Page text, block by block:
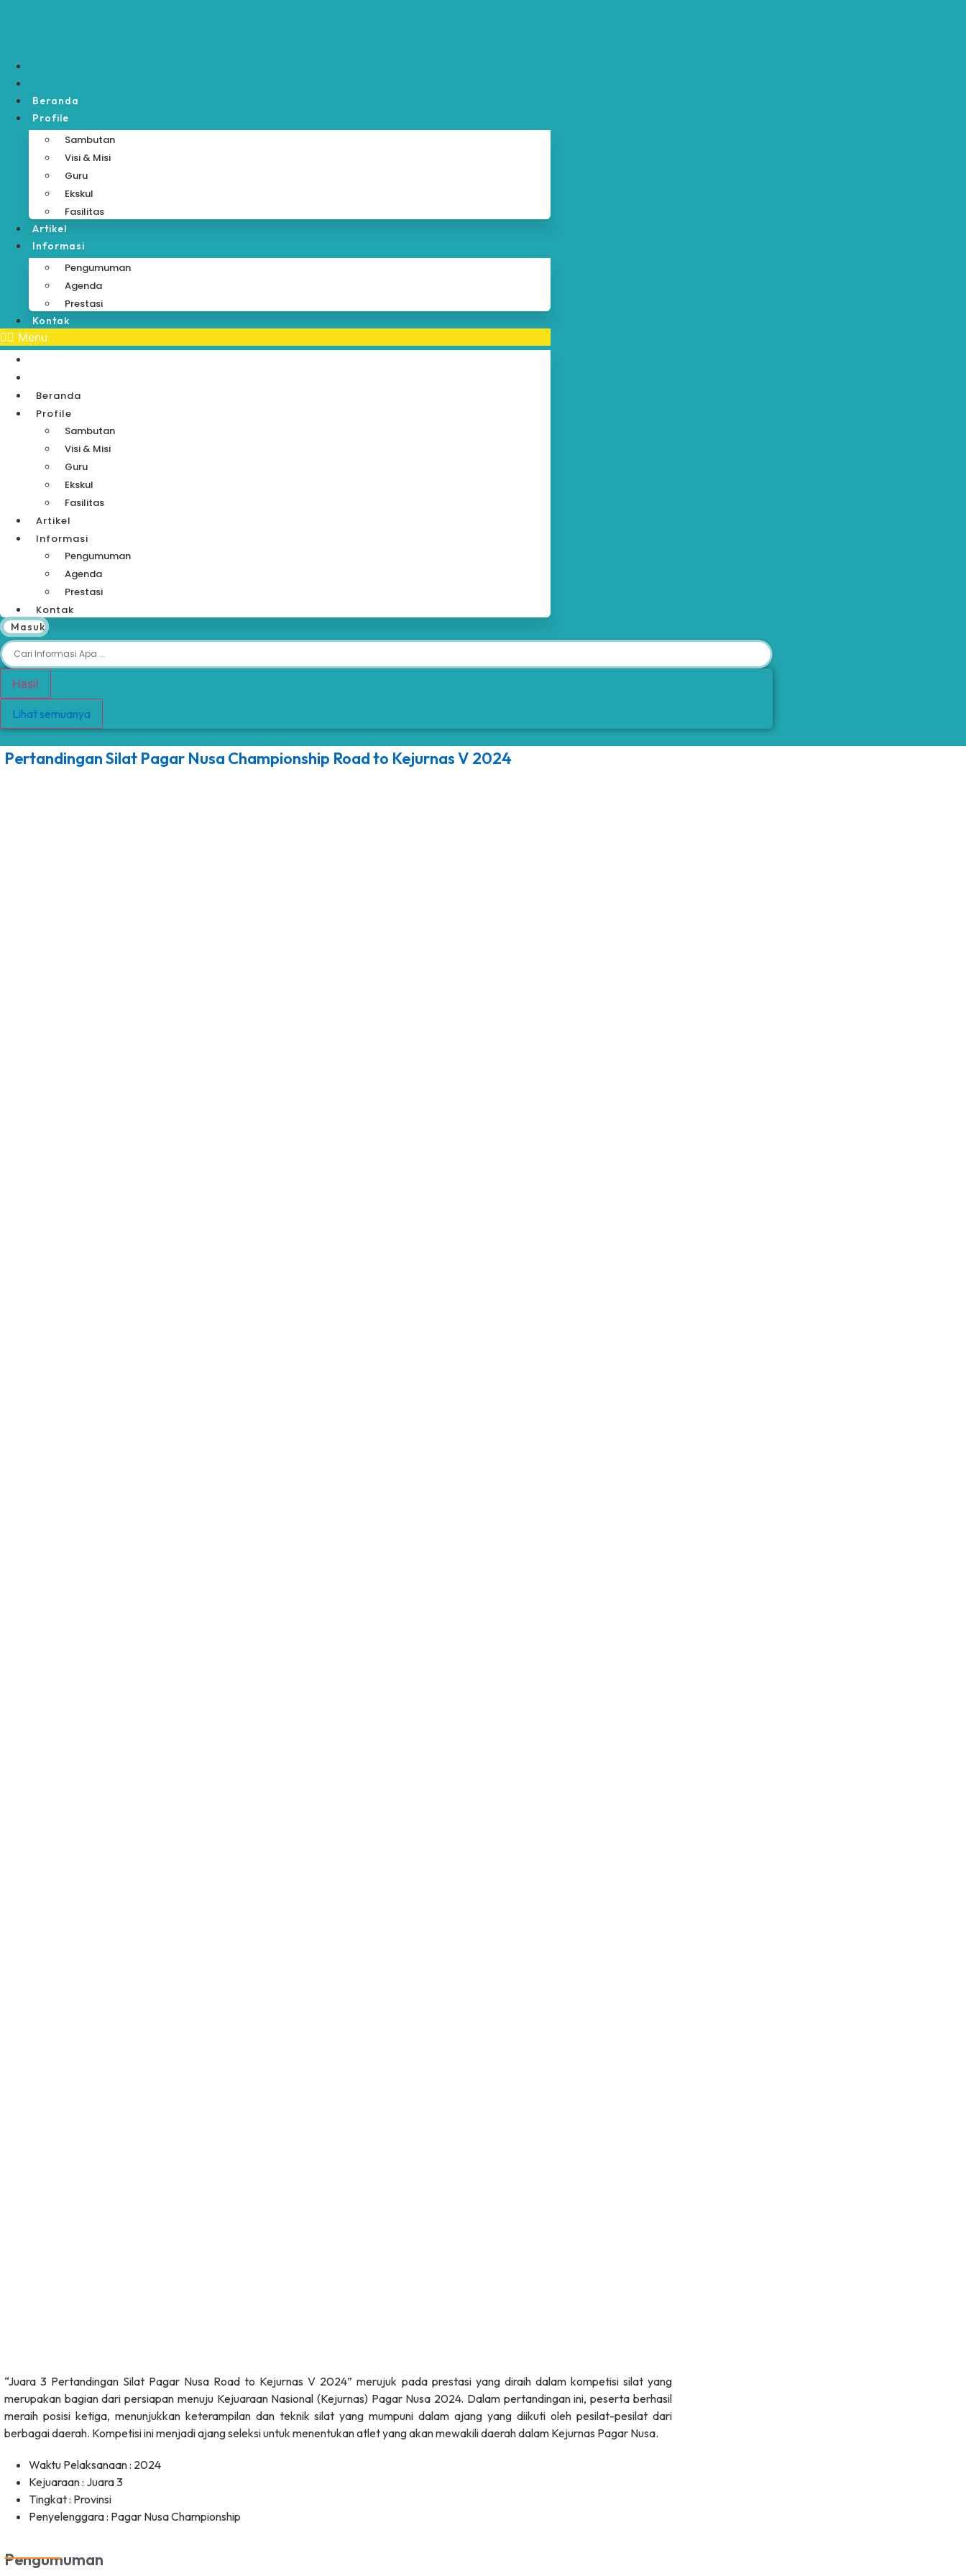
Beranda
Profile
Sambutan
Visi & Misi
Guru
Ekskul
Fasilitas
Artikel
Informasi
Pengumuman
Agenda
Prestasi
Kontak
Menu
Beranda
Profile
Sambutan
Visi & Misi
Guru
Ekskul
Fasilitas
Artikel
Informasi
Pengumuman
Agenda
Prestasi
Kontak
Masuk
Search
...
Hasil
Lihat semuanya
Pertandingan Silat Pagar Nusa Championship Road to Kejurnas V 2024
“Juara 3 Pertandingan Silat Pagar Nusa Road to Kejurnas V 2024” merujuk pada prestasi yang diraih dalam kompetisi silat yang
merupakan bagian dari persiapan menuju Kejuaraan Nasional (Kejurnas) Pagar Nusa 2024. Dalam pertandingan ini, peserta berhasil
meraih posisi ketiga, menunjukkan keterampilan dan teknik silat yang mumpuni dalam ajang yang diikuti oleh pesilat-pesilat dari
berbagai daerah. Kompetisi ini menjadi ajang seleksi untuk menentukan atlet yang akan mewakili daerah dalam Kejurnas Pagar Nusa.
Waktu Pelaksanaan : 2024
Kejuaraan : Juara 3
Tingkat : Provinsi
Penyelenggara : Pagar Nusa Championship
Pengumuman